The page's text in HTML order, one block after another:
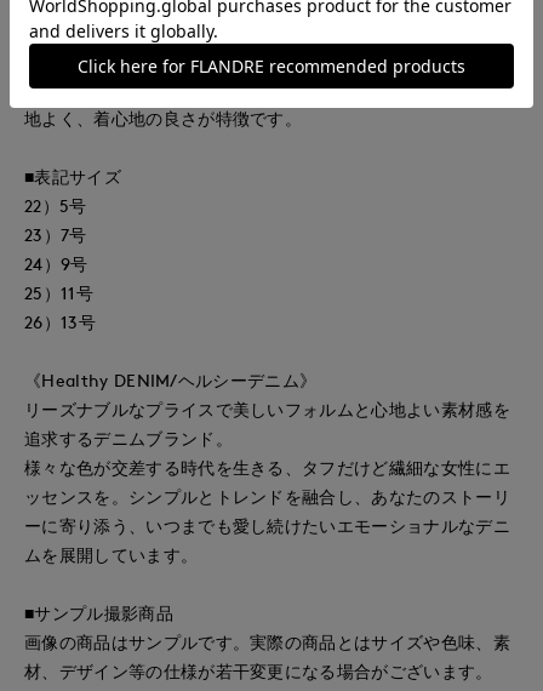
環境負荷が低い生地とされている。また柔らかな肌ざわりが特
徴で、吸放湿に優れコットンよりも効率的に水分を吸収する。
さらに耐久性にも優れている。レーヨンのようにしなやかで心
地よく、着心地の良さが特徴です。
■表記サイズ
22）5号
23）7号
24）9号
25）11号
26）13号
《Healthy DENIM/ヘルシーデニム》
リーズナブルなプライスで美しいフォルムと心地よい素材感を
追求するデニムブランド。
様々な色が交差する時代を生きる、タフだけど繊細な女性にエ
ッセンスを。シンプルとトレンドを融合し、あなたのストーリ
ーに寄り添う、いつまでも愛し続けたいエモーショナルなデニ
ムを展開しています。
■サンプル撮影商品
画像の商品はサンプルです。実際の商品とはサイズや色味、素
材、デザイン等の仕様が若干変更になる場合がございます。